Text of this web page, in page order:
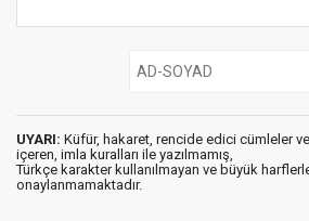
UYARI: Küfür, hakaret, rencide edici cümleler
içeren, imla kuralları ile yazılmamış,
Türkçe karakter kullanılmayan ve büyük
onaylanmamaktadır.